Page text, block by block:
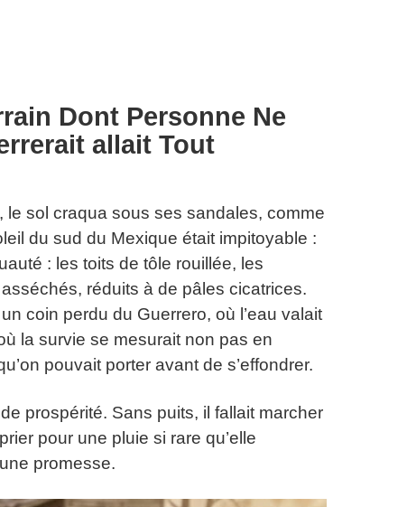
Dont Personne Ne
allait Tout
sol craqua sous ses sandales, comme
du sud du Mexique était impitoyable :
: les toits de tôle rouillée, les
réduits à de pâles cicatrices.
coin perdu du Guerrero, où l’eau valait
la survie se mesurait non pas en
pouvait porter avant de s’effondrer.
prospérité. Sans puits, il fallait marcher
pour une pluie si rare qu’elle
promesse.